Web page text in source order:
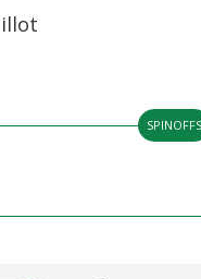
SPINOFFS